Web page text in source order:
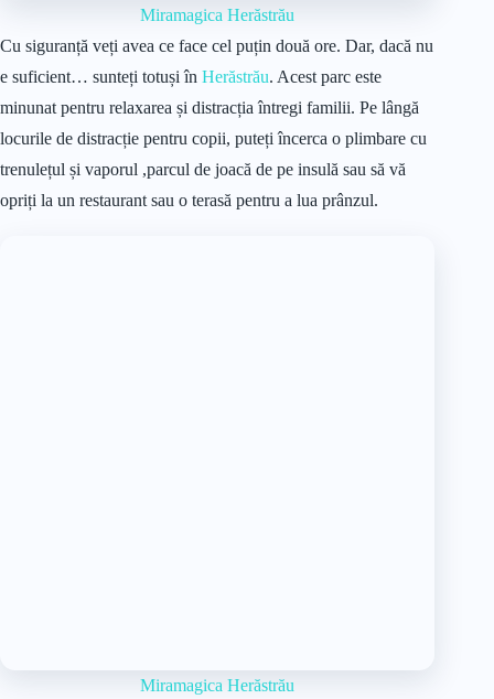
Miramagica Herăstrău
Cu siguranță veți avea ce face cel puțin două ore. Dar, dacă nu
e suficient… sunteți totuși în Herăstrău. Acest parc este
minunat pentru relaxarea și distracția întregi familii. Pe lângă
locurile de distracție pentru copii, puteți încerca o plimbare cu
trenulețul și vaporul ,parcul de joacă de pe insulă sau să vă
opriți la un restaurant sau o terasă pentru a lua prânzul.
Miramagica Herăstrău